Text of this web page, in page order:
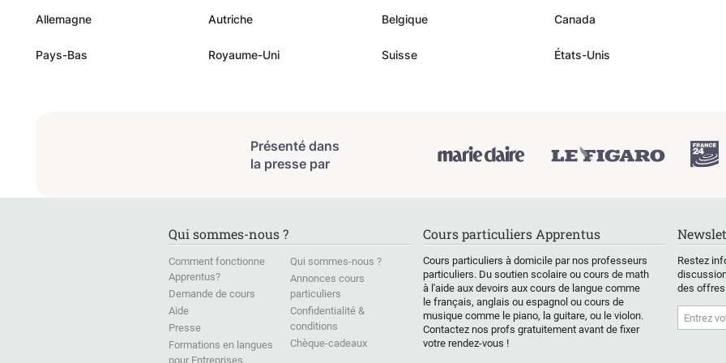
de tout ce qu’elle dégage. Je suis
et je je sais qu’avec elle j’arriverai
Allemagne Autriche Belgique Canada
Pays-Bas Royaume-Uni Suisse États-Unis
Présenté dans
la presse par
Qui sommes-nous ?
Comment fonctionne
Apprentus?
Demande de cours
Aide
Presse
Formations en langues
pour Entreprises
Qui sommes-nous ?
Annonces cours
particuliers
Confidentialité &
conditions
Chèque-cadeaux
Cours particuliers Apprentus
Cours particuliers à domicile par nos professeurs
particuliers. Du soutien scolaire ou cours de math
à l'aide aux devoirs aux cours de langue comme
le français, anglais ou espagnol ou cours de
musique comme le piano, la guitare, ou le violon.
Contactez nos profs gratuitement avant de fixer
votre rendez-vous !
Restez
des